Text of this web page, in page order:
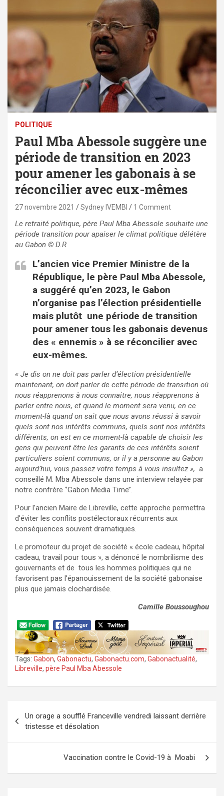
POLITIQUE
Paul Mba Abessole suggère une
période de transition en 2023
pour amener les gabonais à se
réconcilier avec eux-mêmes
27 novembre 2021 Sydney IVEMBI 1 Comment
Le retraité politique, père Paul Mba Abessole souhaite une
période transition pour apaiser le climat politique délétère
au Gabon © D.R
L’ancien vice Premier Ministre de la
République, le père Paul Mba Abessole,
a suggéré qu’en 2023, le Gabon
n’organise pas l’élection présidentielle
mais plutôt une période de transition
pour amener tous les gabonais devenus
des « ennemis » à se réconcilier avec
eux-mêmes.
« Je dis on ne doit pas parler d’élection présidentielle
maintenant, on doit parler de cette période de transition où
nous réapprenons à nous connaitre, nous réapprenons à
parler entre nous, et quand le moment sera venu, en ce
moment-là quand on sait que nous avons réussi à savoir
quels sont nos intérêts communs, quels sont nos intérêts
différents, on est en ce moment-là capable de choisir les
gens qui peuvent être les garants de ces intérêts soient
particuliers soient communs, or il y a personne au Gabon
aujourd’hui, vous passez votre temps à vous insultez », a
conseillé M. Mba Abessole dans une interview relayée par
notre confrère ‘’Gabon Media Time’’.
Pour l’ancien Maire de Libreville, cette approche permettra
d’éviter les conflits postélectoraux récurrents aux
conséquences souvent dramatiques.
Le promoteur du projet de société « école cadeau, hôpital
cadeau, travail pour tous », a dénoncé le nombrilisme des
gouvernants et de tous les hommes politiques qui ne
favorisent pas l’épanouissement de la société gabonaise
plus que jamais clochardisée.
Camille Boussoughou
Tags: Gabon, Gabonactu, Gabonactu.com, Gabonactualité,
Libreville, père Paul Mba Abessole
de
l’article
Un orage a soufflé Franceville vendredi laissant derrière
tristesse et désolation
Vaccination contre le Covid-19 à Moabi